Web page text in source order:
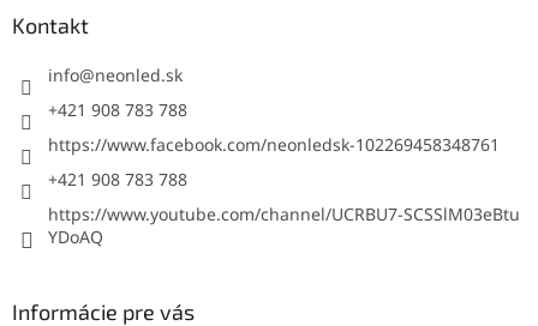
Kontakt
info@neonled.sk
+421 908 783 788
https://www.facebook.com/neonledsk-102269458348761
+421 908 783 788
https://www.youtube.com/channel/UCRBU7-SCSSlM03eBtu
YDoAQ
Informácie pre vás